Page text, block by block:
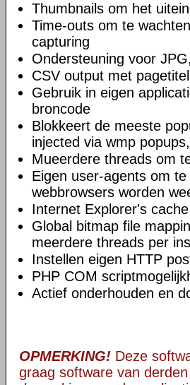
Thumbnails om het
Time-outs om te
capturing
Ondersteuning voor
CSV output met
Gebruik in eigen
broncode
Blokkeert de meeste
injected via wmp
Mueerdere threads om
Eigen user-agents om
webbrowsers worden
Internet Explorer's
Global bitmap file
meerdere threads per
Instellen eigen HTTP
PHP COM
Actief onderhouden en
OPMERKING! Deze
graag software van